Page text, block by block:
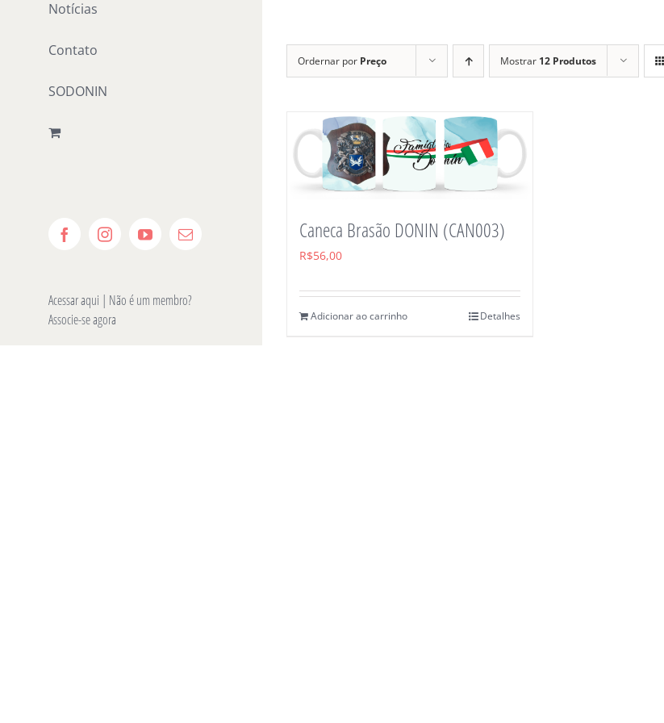
Notícias
Contato
SODONIN
FacebookInstagramYouTube
E-
Acessar aqui | Não é um membro?
Associe-se agora
Ordernar por Preço Mostrar 12 Produtos
Caneca Brasão DONIN (CAN003)
R$56,00
Adicionar ao carrinho Detalhes